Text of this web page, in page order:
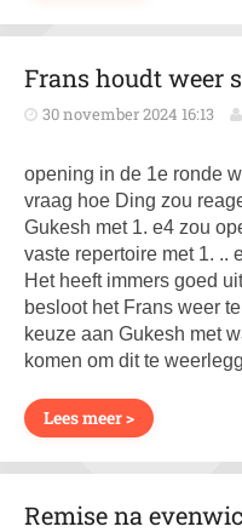
Frans houdt weer
30 november 2024 16:13
opening in de 1e ronde
vraag hoe Ding zou
Gukesh met 1. e4 zou
vaste repertoire met 1. ..
Het heeft immers goed
besloot het Frans weer
keuze aan Gukesh met
komen om dit te
Lees meer >
Remise na